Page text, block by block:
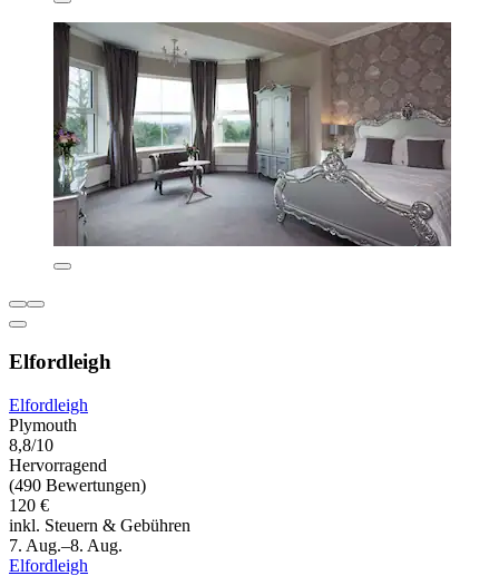
Elfordleigh
Elfordleigh
Plymouth
8,8/10
Hervorragend
(490 Bewertungen)
120 €
inkl. Steuern & Gebühren
7. Aug.–8. Aug.
Elfordleigh